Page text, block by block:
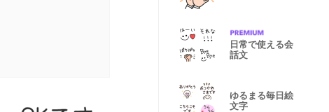
日常で使える会
話文
ゆるまる毎日絵
文字